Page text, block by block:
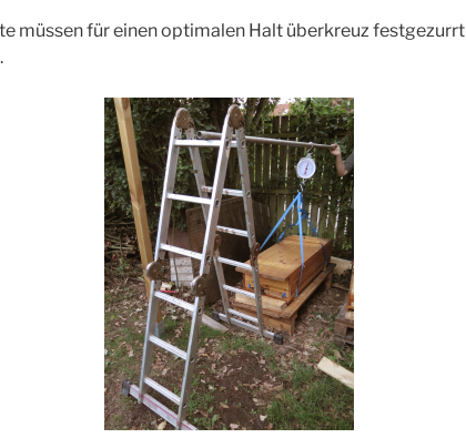
müssen für einen optimalen Halt überkreuz festgezurrt